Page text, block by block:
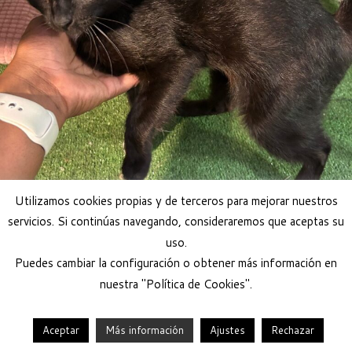
© 2026 Help Guau ·Funciona con · Diseñado con el Tema Customizr
Utilizamos cookies propias y de terceros para mejorar nuestros
servicios. Si continúas navegando, consideraremos que aceptas su
uso.
Puedes cambiar la configuración o obtener más información en
nuestra "Política de Cookies".
Aceptar Más información Ajustes Rechazar